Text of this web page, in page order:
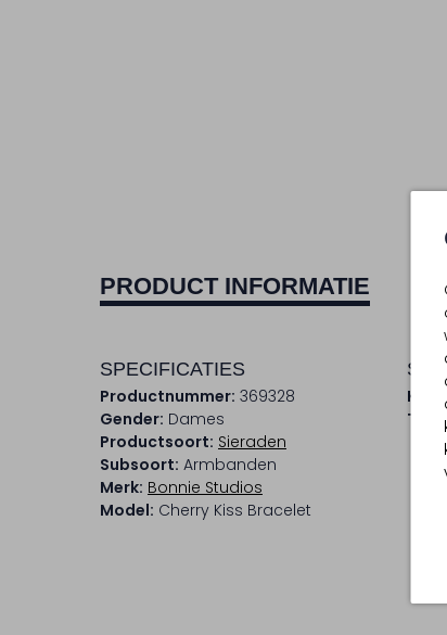
PRODUCT INFORMATIE
SPECIFICATIES
Productnummer: 369328
Gender: Dames
Productsoort: Sieraden
Subsoort: Armbanden
Merk: Bonnie Studios
Model: Cherry Kiss Bracelet